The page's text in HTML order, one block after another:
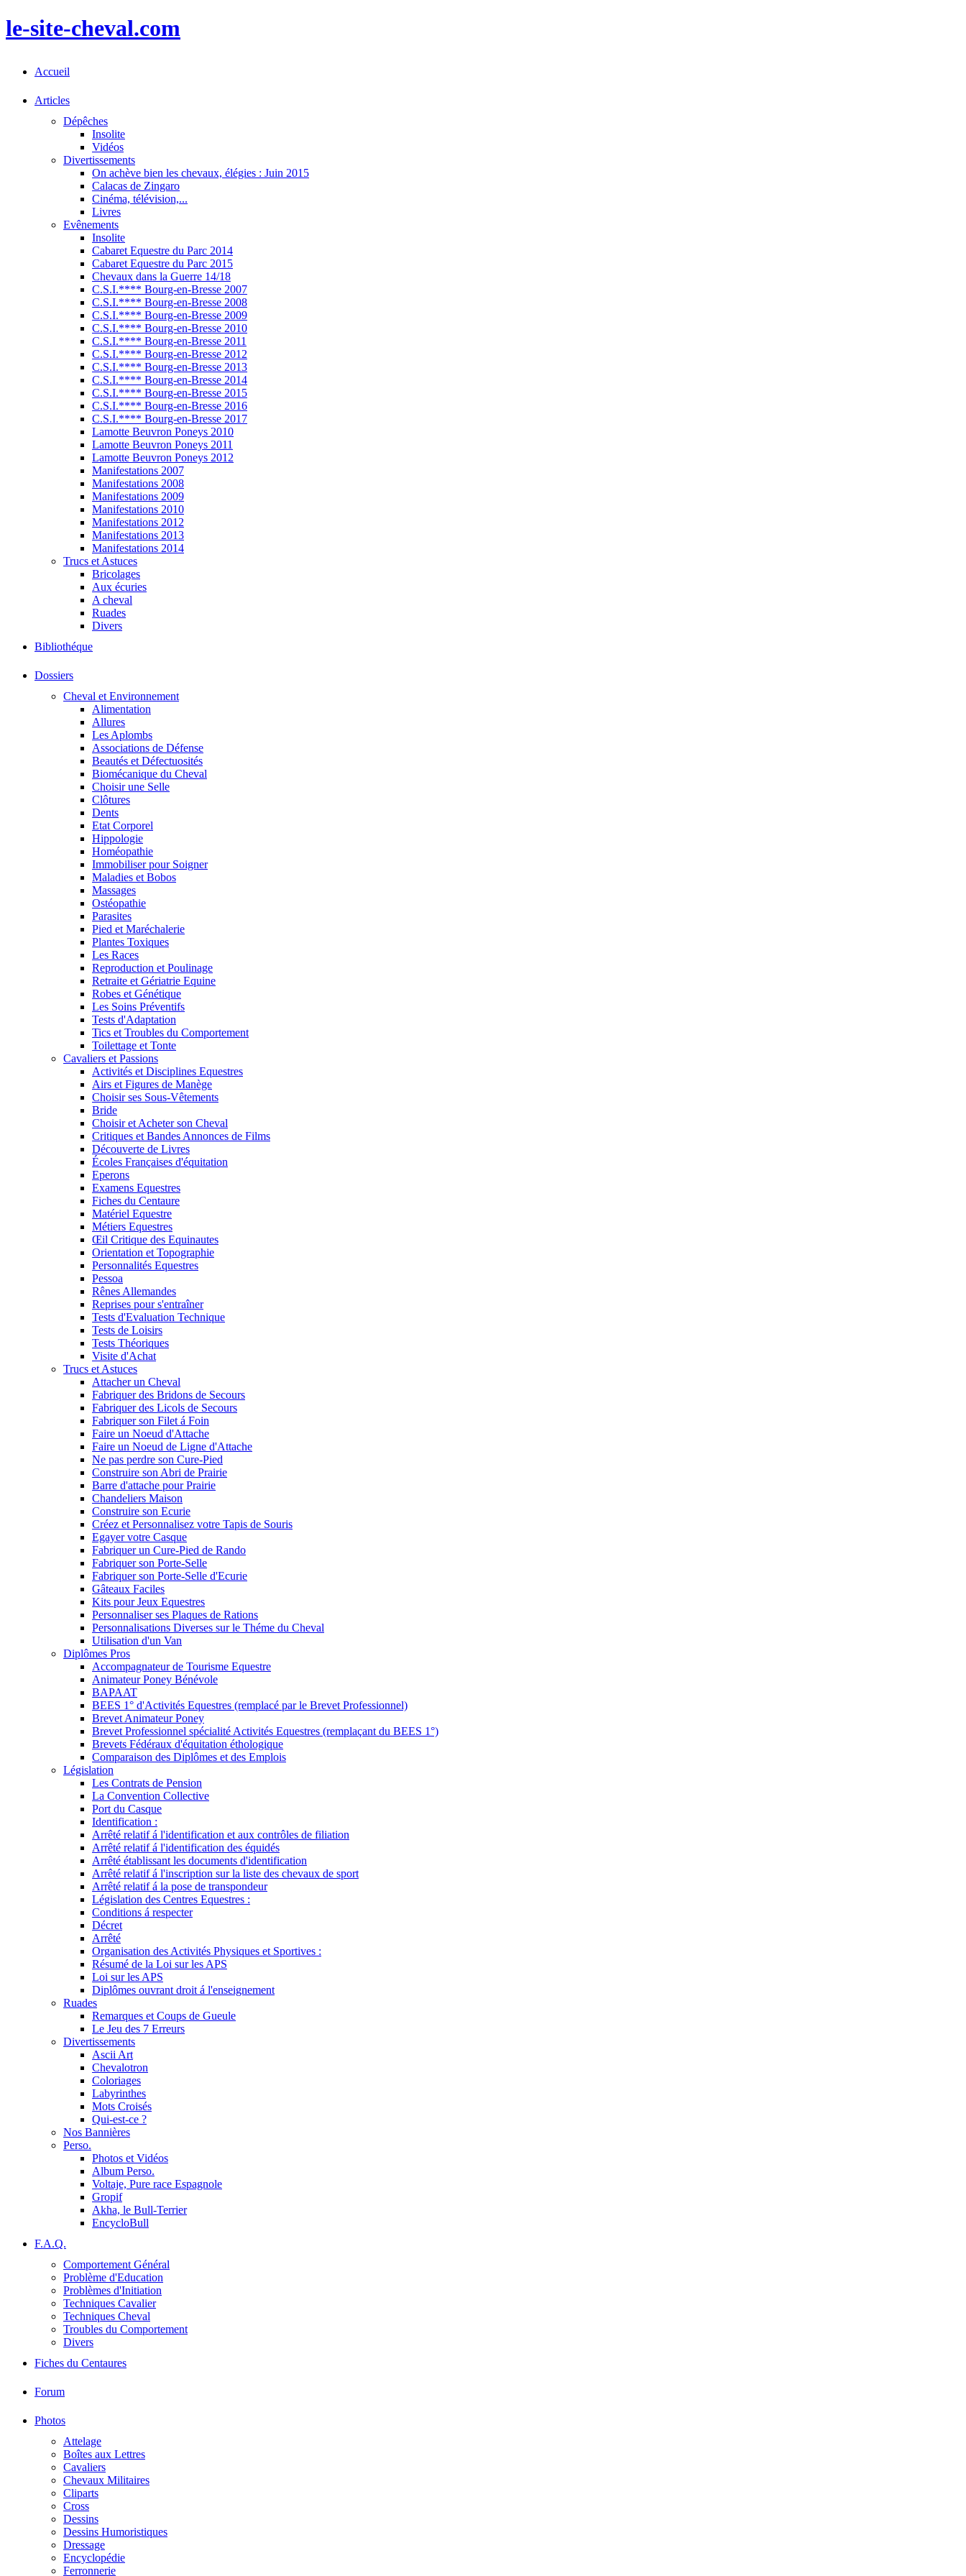
le-site-cheval.com
Accueil
Articles
Dépêches
Insolite
Vidéos
Divertissements
On achève bien les chevaux, élégies : Juin 2015
Calacas de Zingaro
Cinéma, télévision,...
Livres
Evênements
Insolite
Cabaret Equestre du Parc 2014
Cabaret Equestre du Parc 2015
Chevaux dans la Guerre 14/18
C.S.I.**** Bourg-en-Bresse 2007
C.S.I.**** Bourg-en-Bresse 2008
C.S.I.**** Bourg-en-Bresse 2009
C.S.I.**** Bourg-en-Bresse 2010
C.S.I.**** Bourg-en-Bresse 2011
C.S.I.**** Bourg-en-Bresse 2012
C.S.I.**** Bourg-en-Bresse 2013
C.S.I.**** Bourg-en-Bresse 2014
C.S.I.**** Bourg-en-Bresse 2015
C.S.I.**** Bourg-en-Bresse 2016
C.S.I.**** Bourg-en-Bresse 2017
Lamotte Beuvron Poneys 2010
Lamotte Beuvron Poneys 2011
Lamotte Beuvron Poneys 2012
Manifestations 2007
Manifestations 2008
Manifestations 2009
Manifestations 2010
Manifestations 2012
Manifestations 2013
Manifestations 2014
Trucs et Astuces
Bricolages
Aux écuries
A cheval
Ruades
Divers
Bibliothéque
Dossiers
Cheval et Environnement
Alimentation
Allures
Les Aplombs
Associations de Défense
Beautés et Défectuosités
Biomécanique du Cheval
Choisir une Selle
Clôtures
Dents
Etat Corporel
Hippologie
Homéopathie
Immobiliser pour Soigner
Maladies et Bobos
Massages
Ostéopathie
Parasites
Pied et Maréchalerie
Plantes Toxiques
Les Races
Reproduction et Poulinage
Retraite et Gériatrie Equine
Robes et Génétique
Les Soins Préventifs
Tests d'Adaptation
Tics et Troubles du Comportement
Toilettage et Tonte
Cavaliers et Passions
Activités et Disciplines Equestres
Airs et Figures de Manège
Choisir ses Sous-Vêtements
Bride
Choisir et Acheter son Cheval
Critiques et Bandes Annonces de Films
Découverte de Livres
Écoles Françaises d'équitation
Eperons
Examens Equestres
Fiches du Centaure
Matériel Equestre
Métiers Equestres
Œil Critique des Equinautes
Orientation et Topographie
Personnalités Equestres
Pessoa
Rênes Allemandes
Reprises pour s'entraîner
Tests d'Evaluation Technique
Tests de Loisirs
Tests Théoriques
Visite d'Achat
Trucs et Astuces
Attacher un Cheval
Fabriquer des Bridons de Secours
Fabriquer des Licols de Secours
Fabriquer son Filet á Foin
Faire un Noeud d'Attache
Faire un Noeud de Ligne d'Attache
Ne pas perdre son Cure-Pied
Construire son Abri de Prairie
Barre d'attache pour Prairie
Chandeliers Maison
Construire son Ecurie
Créez et Personnalisez votre Tapis de Souris
Egayer votre Casque
Fabriquer un Cure-Pied de Rando
Fabriquer son Porte-Selle
Fabriquer son Porte-Selle d'Ecurie
Gâteaux Faciles
Kits pour Jeux Equestres
Personnaliser ses Plaques de Rations
Personnalisations Diverses sur le Théme du Cheval
Utilisation d'un Van
Diplômes Pros
Accompagnateur de Tourisme Equestre
Animateur Poney Bénévole
BAPAAT
BEES 1° d'Activités Equestres (remplacé par le Brevet Professionnel)
Brevet Animateur Poney
Brevet Professionnel spécialité Activités Equestres (remplaçant du BEES 1°)
Brevets Fédéraux d'équitation éthologique
Comparaison des Diplômes et des Emplois
Législation
Les Contrats de Pension
La Convention Collective
Port du Casque
Identification :
Arrêté relatif á l'identification et aux contrôles de filiation
Arrêté relatif á l'identification des équidés
Arrêté établissant les documents d'identification
Arrêté relatif á l'inscription sur la liste des chevaux de sport
Arrêté relatif á la pose de transpondeur
Législation des Centres Equestres :
Conditions á respecter
Décret
Arrêté
Organisation des Activités Physiques et Sportives :
Résumé de la Loi sur les APS
Loi sur les APS
Diplômes ouvrant droit á l'enseignement
Ruades
Remarques et Coups de Gueule
Le Jeu des 7 Erreurs
Divertissements
Ascii Art
Chevalotron
Coloriages
Labyrinthes
Mots Croisés
Qui-est-ce ?
Nos Bannières
Perso.
Photos et Vidéos
Album Perso.
Voltaje, Pure race Espagnole
Gropif
Akha, le Bull-Terrier
EncycloBull
F.A.Q.
Comportement Général
Problème d'Education
Problèmes d'Initiation
Techniques Cavalier
Techniques Cheval
Troubles du Comportement
Divers
Fiches du Centaures
Forum
Photos
Attelage
Boîtes aux Lettres
Cavaliers
Chevaux Militaires
Cliparts
Cross
Dessins
Dessins Humoristiques
Dressage
Encyclopédie
Ferronnerie